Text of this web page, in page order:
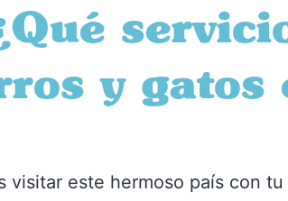
y gatos
visitar este hermoso país con